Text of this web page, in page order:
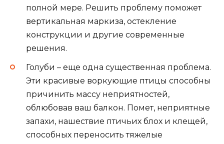
полной мере. Решить проблему поможет
вертикальная маркиза, остекление
конструкции и другие современные
решения.
Голуби – еще одна существенная проблема.
Эти красивые воркующие птицы способны
причинить массу неприятностей,
облюбовав ваш балкон. Помет, неприятные
запахи, нашествие птичьих блох и клещей,
способных переносить тяжелые